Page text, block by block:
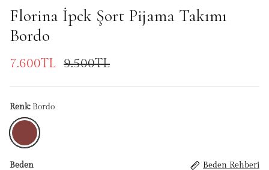
Florina İpek Şort Pijama Takımı
Bordo
7.600TL 9.500TL
Renk: Bordo
Bordo
Beden Beden Rehberi